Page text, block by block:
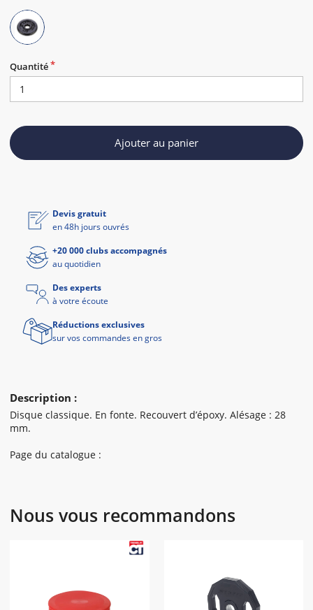
Quantité
Ajouter au panier
Description :
Disque classique. En fonte. Recouvert d’époxy. Alésage : 28
mm.
Page du catalogue :
Devis gratuit
en 48h jours ouvrés
+20 000 clubs accompagnés
au quotidien
Des experts
à votre écoute
Réductions exclusives
sur vos commandes en gros
Nous vous recommandons